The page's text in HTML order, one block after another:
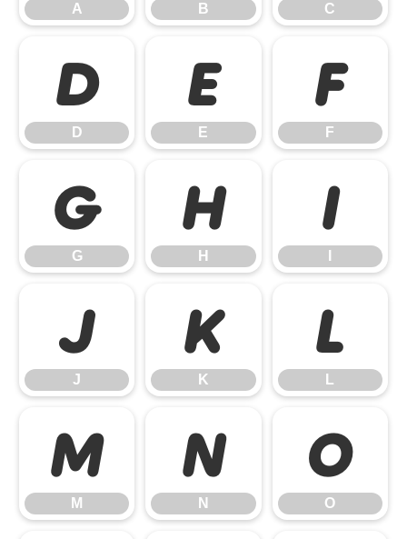
A B C
D
D
E
E
F
F
G
G
H
H
I
J
J
K
K
L
L
M
M
N
N
O
O